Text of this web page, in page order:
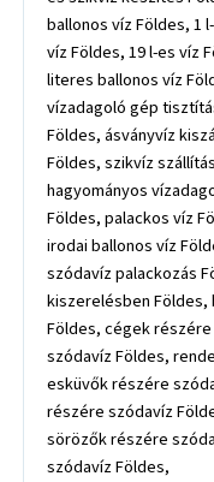
ballonos víz Földes, 1
víz Földes, 19 l-es víz
literes ballonos víz
vízadagoló gép
Földes, ásványvíz
Földes, szikvíz
hagyományos
Földes, palackos víz
irodai ballonos víz
szódavíz palackozás
kiszerelésben Földes,
Földes, cégek
szódavíz Földes,
esküvők részére
részére szódavíz
sörözők részére
szódavíz Földes,